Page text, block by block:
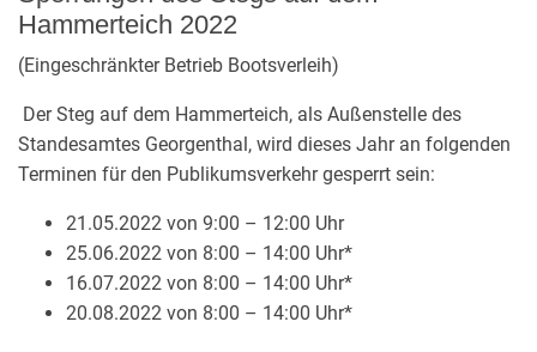
Hammerteich 2022
(Eingeschränkter Betrieb Bootsverleih)
Der Steg auf dem Hammerteich, als Außenstelle des
Standesamtes Georgenthal, wird dieses Jahr an folgenden
Terminen für den Publikumsverkehr gesperrt sein:
21.05.2022 von 9:00 – 12:00 Uhr
25.06.2022 von 8:00 – 14:00 Uhr*
16.07.2022 von 8:00 – 14:00 Uhr*
20.08.2022 von 8:00 – 14:00 Uhr*